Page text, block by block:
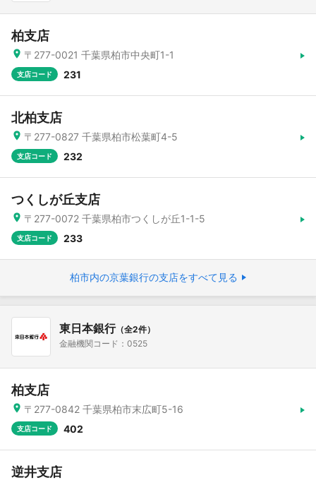
柏支店
〒277-0021 千葉県柏市中央町1-1
支店コード 231
北柏支店
〒277-0827 千葉県柏市松葉町4-5
支店コード 232
つくしが丘支店
〒277-0072 千葉県柏市つくしが丘1-1-5
支店コード 233
柏市内の京葉銀行の支店をすべて見る
東日本銀行（全2件）
金融機関コード：0525
柏支店
〒277-0842 千葉県柏市末広町5-16
支店コード 402
逆井支店